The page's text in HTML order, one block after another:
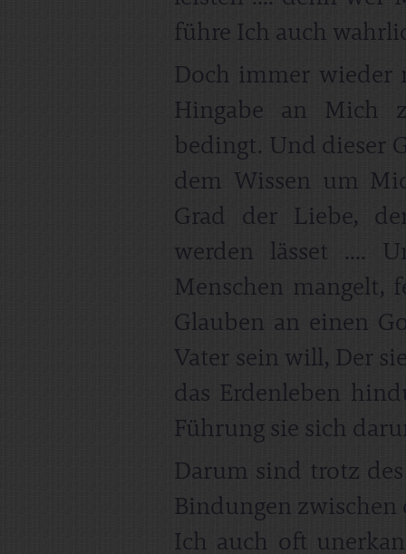
führe Ich auch
Doch immer wieder
Hingabe an Mich
bedingt. Und dieser
dem Wissen um
Grad der Liebe,
werden lässet ....
Menschen mangelt,
Glauben an einen
Vater sein will, Der
das Erdenleben
Führung sie sich
Darum sind trotz
Bindungen
Ich auch oft